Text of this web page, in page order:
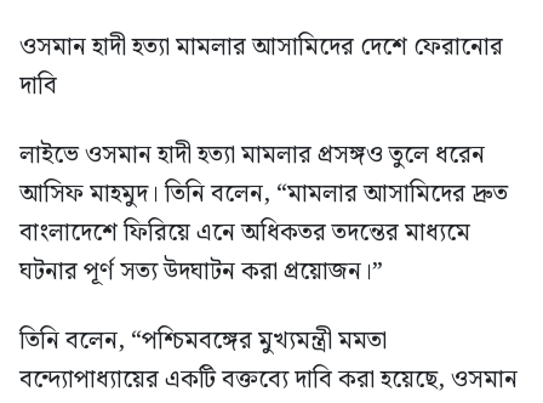
ওসমান হাদী হত্যা মামলার আসামিদের দেশে ফেরানোর
দাবি
লাইভে ওসমান হাদী হত্যা মামলার প্রসঙ্গও তুলে ধরেন
আসিফ মাহমুদ। তিনি বলেন, “মামলার আসামিদের দ্রুত
বাংলাদেশে ফিরিয়ে এনে অধিকতর তদন্তের মাধ্যমে
ঘটনার পূর্ণ সত্য উদঘাটন করা প্রয়োজন।”
তিনি বলেন, “পশ্চিমবঙ্গের মুখ্যমন্ত্রী মমতা
বন্দ্যোপাধ্যায়ের একটি বক্তব্যে দাবি করা হয়েছে, ওসমান